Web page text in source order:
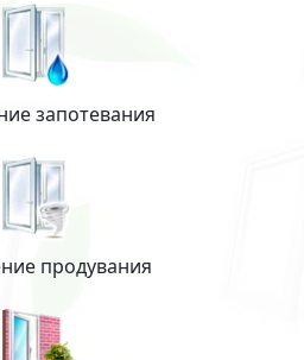
запотевания
продувания